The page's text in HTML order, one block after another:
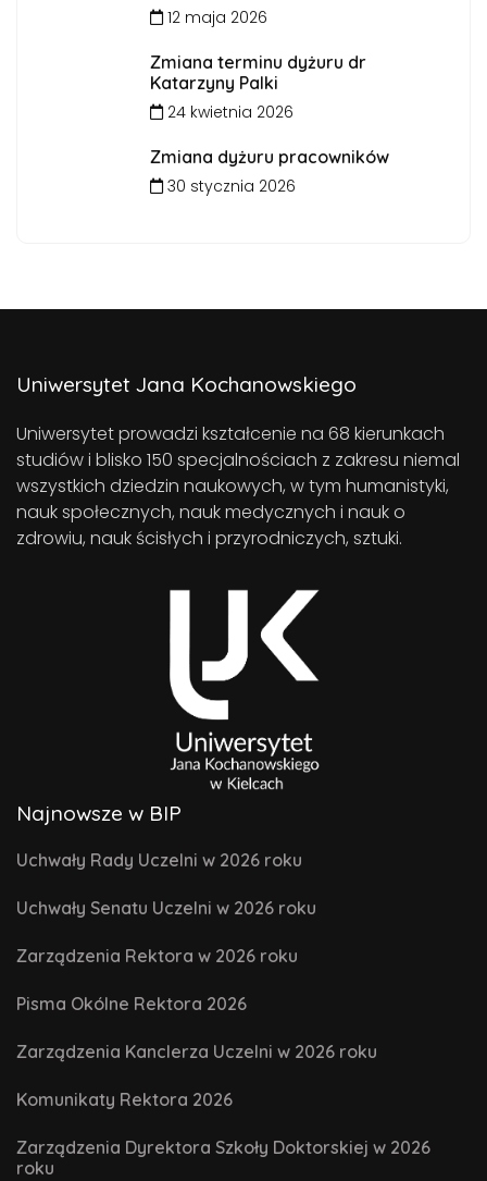
12 maja 2026
Zmiana terminu dyżuru dr
Katarzyny Palki
24 kwietnia 2026
Zmiana dyżuru pracowników
30 stycznia 2026
Uniwersytet Jana Kochanowskiego
Uniwersytet prowadzi kształcenie na 68 kierunkach
studiów i blisko 150 specjalnościach z zakresu niemal
wszystkich dziedzin naukowych, w tym humanistyki,
nauk społecznych, nauk medycznych i nauk o
zdrowiu, nauk ścisłych i przyrodniczych, sztuki.
Najnowsze w BIP
Uchwały Rady Uczelni w 2026 roku
Uchwały Senatu Uczelni w 2026 roku
Zarządzenia Rektora w 2026 roku
Pisma Okólne Rektora 2026
Zarządzenia Kanclerza Uczelni w 2026 roku
Komunikaty Rektora 2026
Zarządzenia Dyrektora Szkoły Doktorskiej w 2026
roku